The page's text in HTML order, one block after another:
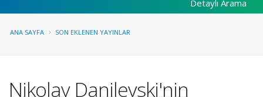
Detaylı Arama
ANA SAYFA SON EKLENEN YAYINLAR
Nikolay Danilevski'nin